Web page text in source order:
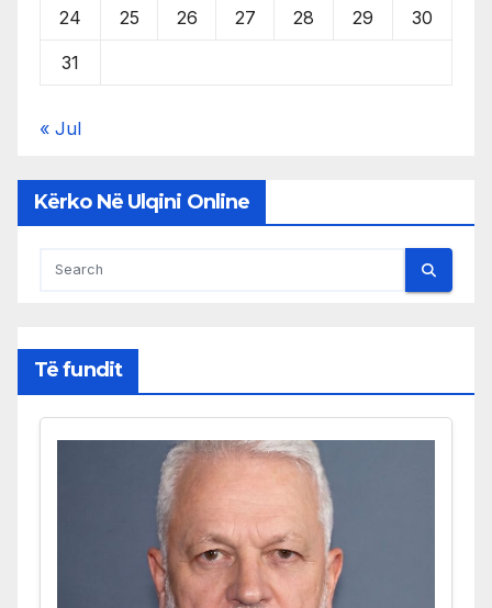
24 25 26 27 28 29 30
31
« Jul
Kërko Në Ulqini Online
Të fundit